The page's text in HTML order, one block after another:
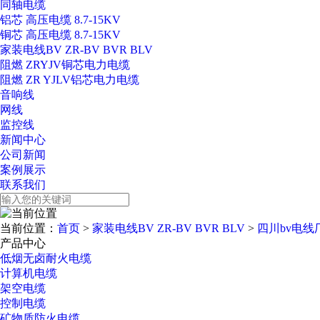
同轴电缆
铝芯 高压电缆 8.7-15KV
铜芯 高压电缆 8.7-15KV
家装电线BV ZR-BV BVR BLV
阻燃 ZRYJV铜芯电力电缆
阻燃 ZR YJLV铝芯电力电缆
音响线
网线
监控线
新闻中心
公司新闻
案例展示
联系我们
当前位置： 首页 > 家装电线BV ZR-BV BVR BLV > 四川bv电线
产品中心
低烟无卤耐火电缆
计算机电缆
架空电缆
控制电缆